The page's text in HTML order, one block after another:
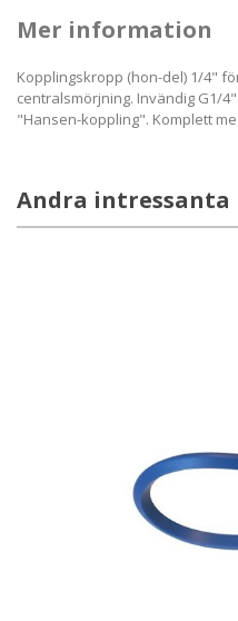
Mer information
Kopplingskropp (hon-del) 1/4"
centralsmörjning. Invändig G1/
"Hansen-koppling". Komplett
Andra intressanta